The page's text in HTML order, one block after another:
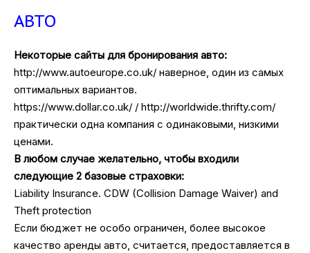
АВТО
Некоторые сайты для бронирования авто:
http://www.autoeurope.co.uk/ наверное, один из самых
оптимальных вариантов.
https://www.dollar.co.uk/ / http://worldwide.thrifty.com/
практически одна компания с одинаковыми, низкими
ценами.
В любом случае желательно, чтобы входили
следующие 2 базовые страховки:
Liability Insurance. CDW (Collision Damage Waiver) and
Theft protection
Если бюджет не особо ограничен, более высокое
качество аренды авто, считается, предоставляется в